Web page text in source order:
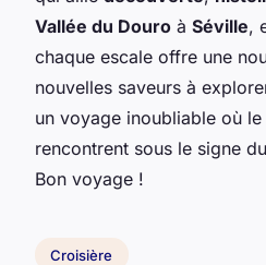
Vallée du Douro à Séville,
chaque escale offre une
nouvelles saveurs à
un voyage inoubliable où
rencontrent sous le signe du
Bon voyage !
Croisière